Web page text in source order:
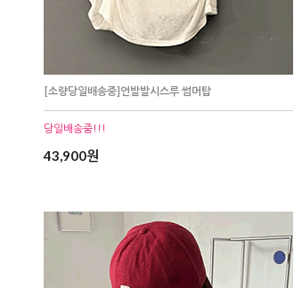
[소량당일배송중]언발발시스루 썸머탑
당일배송중!!!
43,900원